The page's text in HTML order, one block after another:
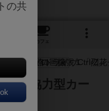
カフェ
築＆協力型カー
の共